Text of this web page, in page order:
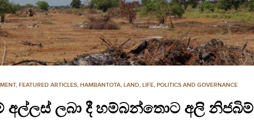
, FEATURED ARTICLES, HAMBANTOTA, LAND, LIFE, POLITICS AND GOVERNANCE
අල්ලස් ලබා දී හම්බන්තොට අලි නිජබිම්